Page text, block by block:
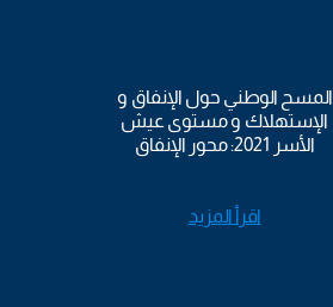
المسح الوطني حول الإنفاق و
الإستهلاك و مستوى عيش
الأسر 2021: محور الإنفاق
اقرأ المزيد